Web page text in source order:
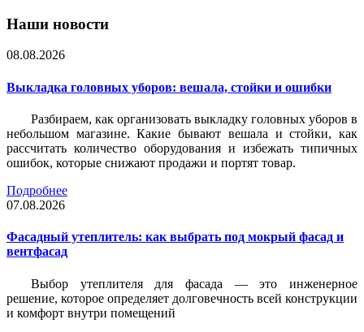
Наши новости
08.08.2026
Выкладка головных уборов: вешала, стойки и ошибки
Разбираем, как организовать выкладку головных уборов в
небольшом магазине. Какие бывают вешала и стойки, как
рассчитать количество оборудования и избежать типичных
ошибок, которые снижают продажи и портят товар.
Подробнее
07.08.2026
Фасадный утеплитель: как выбрать под мокрый фасад и
вентфасад
Выбор утеплителя для фасада — это инженерное
решение, которое определяет долговечность всей конструкции
и комфорт внутри помещений